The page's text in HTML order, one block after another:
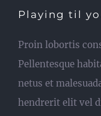
Playing til
Proin lobortis
Pellentesque
netus et
hendrerit elit vel